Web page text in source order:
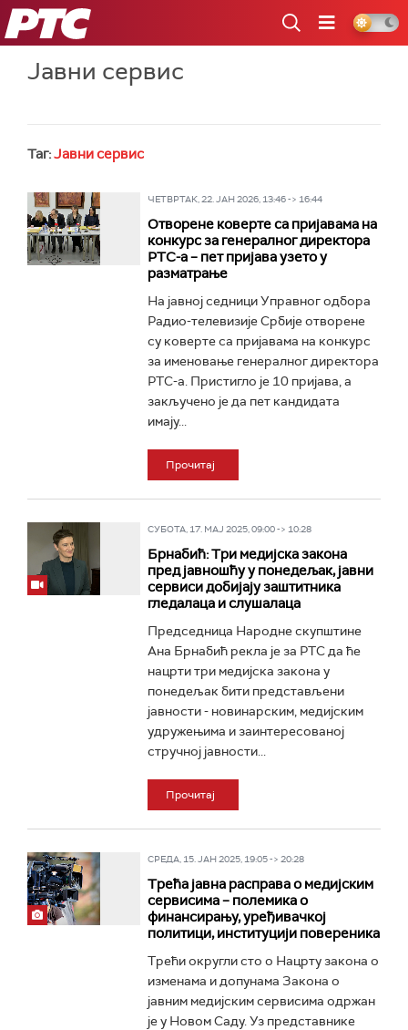
РТС
Јавни сервис
Таг:Јавни сервис
ЧЕТВРТАК, 22. ЈАН 2026, 13:46 -> 16:44
Отворене коверте са пријавама на
конкурс за генералног директора
РТС-а – пет пријава узето у
разматрање
На јавној седници Управног одбора
Радио-телевизије Србије отворене
су коверте са пријавама на конкурс
за именовање генералног директора
РТС-а. Пристигло је 10 пријава, а
закључено је да пет кандидата
имају...
Прочитај
СУБОТА, 17. МАЈ 2025, 09:00 -> 10:28
Брнабић: Три медијска закона
пред јавношћу у понедељак, јавни
сервиси добијају заштитника
гледалаца и слушалаца
Председница Народне скупштине
Ана Брнабић рекла је за РТС да ће
нацрти три медијска закона у
понедељак бити представљени
јавности - новинарским, медијским
удружењима и заинтересованој
стручној јавности...
Прочитај
СРЕДА, 15. ЈАН 2025, 19:05 -> 20:28
Трећа јавна расправа о медијским
сервисима – полемика о
финансирању, уређивачкој
политици, институцији повереника
Трећи округли сто о Нацрту закона о
изменама и допунама Закона о
јавним медијским сервисима одржан
је у Новом Саду. Уз представнике